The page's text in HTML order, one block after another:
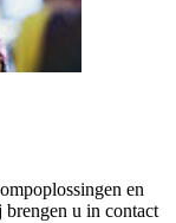
en
brengen u in contact